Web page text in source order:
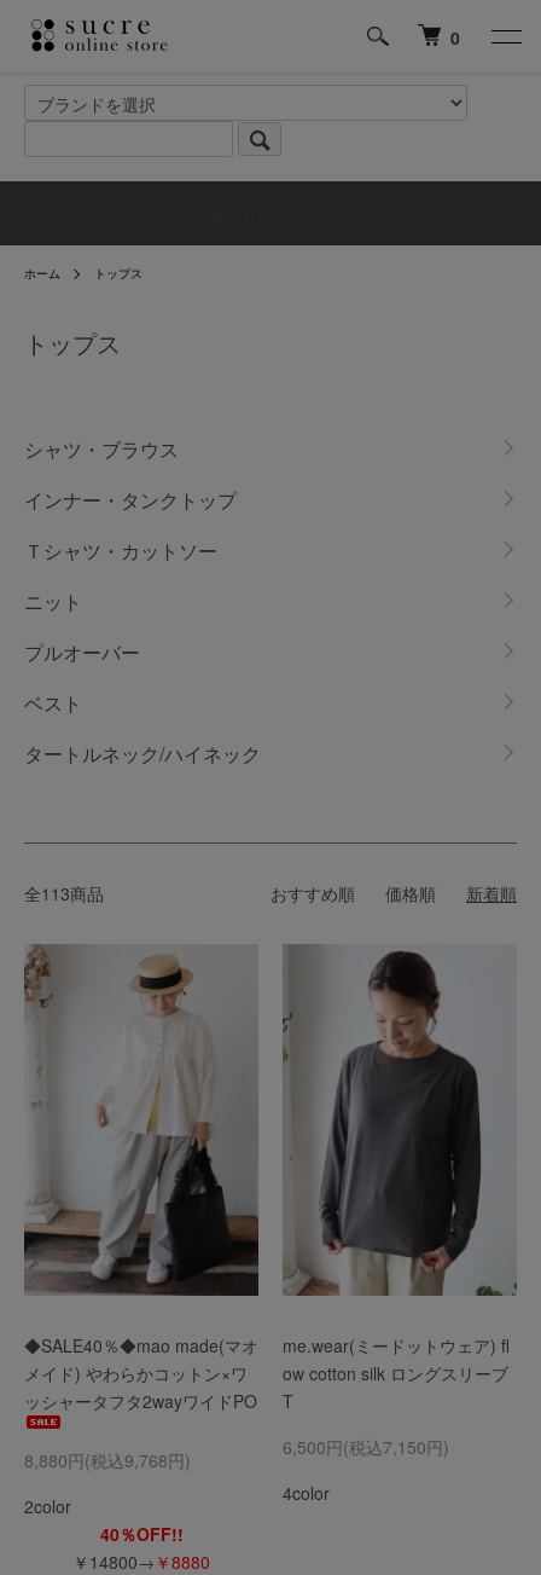
0
ホーム トップス
トップス
シャツ・ブラウス
インナー・タンクトップ
Ｔシャツ・カットソー
ニット
プルオーバー
ベスト
タートルネック/ハイネック
全113商品 おすすめ順 価格順 新着順
◆SALE40％◆mao made(マオ
メイド) やわらかコットン×ワ
ッシャータフタ2wayワイドPO
8,880円(税込9,768円)
2color
40％OFF!!
￥14800→ ￥8880
me.wear(ミードットウェア) fl
ow cotton silk ロングスリーブ
T
6,500円(税込7,150円)
4color